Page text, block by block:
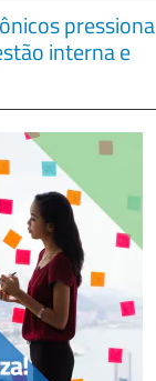
pressiona
interna e